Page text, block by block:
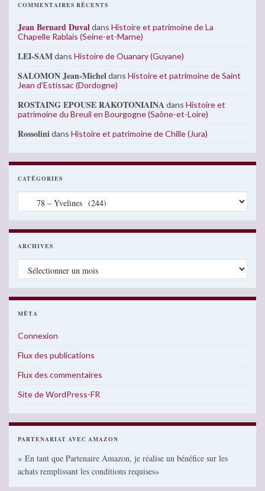
COMMENTAIRES RÉCENTS
Jean Bernard Duvaldans Histoire et patrimoine de La
Chapelle Rablais (Seine-et-Marne)
LEI-SAMdans Histoire de Ouanary (Guyane)
SALOMON Jean-Micheldans Histoire et patrimoine de Saint
Jean d’Estissac (Dordogne)
ROSTAING EPOUSE RAKOTONIAINAdans Histoire et
patrimoine du Breuil en Bourgogne (Saône-et-Loire)
Rossolinidans Histoire et patrimoine de Chille (Jura)
CATÉGORIES
Catégories
ARCHIVES
Archives
MÉTA
Connexion
Flux des publications
Flux des commentaires
Site de WordPress-FR
PARTENARIAT AVEC AMAZON
« En tant que Partenaire Amazon, je réalise un bénéfice sur les
achats remplissant les conditions requises»